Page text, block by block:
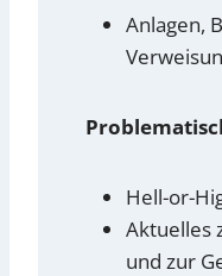
Anlagen,
Hell-or-
Aktuelles
und zur